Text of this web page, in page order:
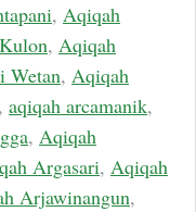
, Aqiqah
, Aqiqah
Wetan, Aqiqah
aqiqah arcamanik,
, Aqiqah
Argasari, Aqiqah
Arjawinangun,